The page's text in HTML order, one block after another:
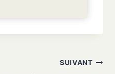
SUIVANT